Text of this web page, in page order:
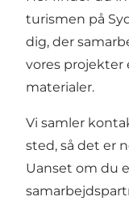
turismen på
dig, der
vores projekter
materialer.
Vi samler
sted, så det er
Uanset om du